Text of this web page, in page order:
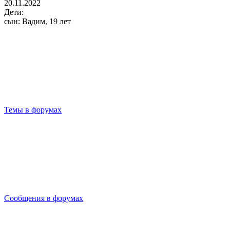
20.11.2022
Дети:
cын: Вадим, 19 лет
Темы в форумах
Сообщения в форумах